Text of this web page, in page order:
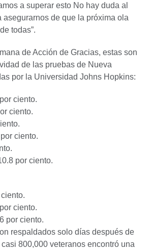
a superar esto No hay duda al
asegurarnos de que la próxima ola
todas”.
de Acción de Gracias, estas son
de las pruebas de Nueva
por la Universidad Johns Hopkins:
ciento.
ciento.
ciento.
por ciento.
ciento.
por ciento.
respaldados solo días después de
800,000 veteranos encontró una